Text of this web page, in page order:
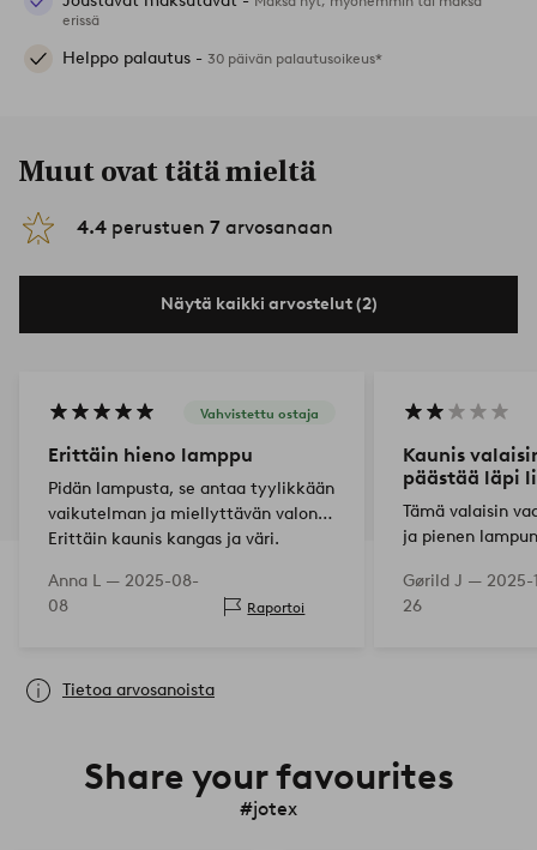
erissä
Helppo palautus - 30 päivän palautusoikeus*
Muut ovat tätä mieltä
4.4 perustuen 7 arvosanaan
Näytä kaikki arvostelut (2)
Vahvistettu ostaja
Erittäin hieno lamppu
Pidän lampusta, se antaa tyylikkään
vaikutelman ja miellyttävän valon.
Erittäin kaunis kangas ja väri.
en huomannut erittäin ohutta
mutteria enkä…
Anna L — 2025-08-
08
Raportoi
Kaunis
päästää läpi
Tämä valaisin
ja pienen
etsinnän
Gørild J — 2025-
26
Tietoa arvosanoista
Share your favourites
#jotex